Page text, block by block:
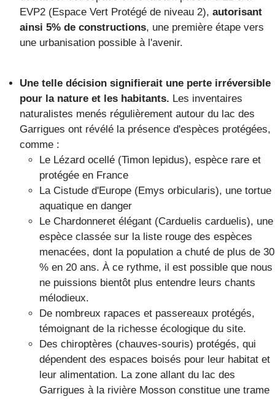
EVP2 (Espace Vert Protégé de niveau 2), autorisant
ainsi 5% de constructions, une première étape vers
une urbanisation possible à l'avenir.
Une telle décision signifierait une perte irréversible
pour la nature et les habitants. Les inventaires
naturalistes menés régulièrement autour du lac des
Garrigues ont révélé la présence d'espèces protégées,
comme :
Le Lézard ocellé (Timon lepidus), espèce rare et
protégée en France
La Cistude d'Europe (Emys orbicularis), une tortue
aquatique en danger
Le Chardonneret élégant (Carduelis carduelis), une
espèce classée sur la liste rouge des espèces
menacées, dont la population a chuté de plus de 30
% en 20 ans. À ce rythme, il est possible que nous
ne puissions bientôt plus entendre leurs chants
mélodieux.
De nombreux rapaces et passereaux protégés,
témoignant de la richesse écologique du site.
Des chiroptères (chauves-souris) protégés, qui
dépendent des espaces boisés pour leur habitat et
leur alimentation. La zone allant du lac des
Garrigues à la rivière Mosson constitue une trame